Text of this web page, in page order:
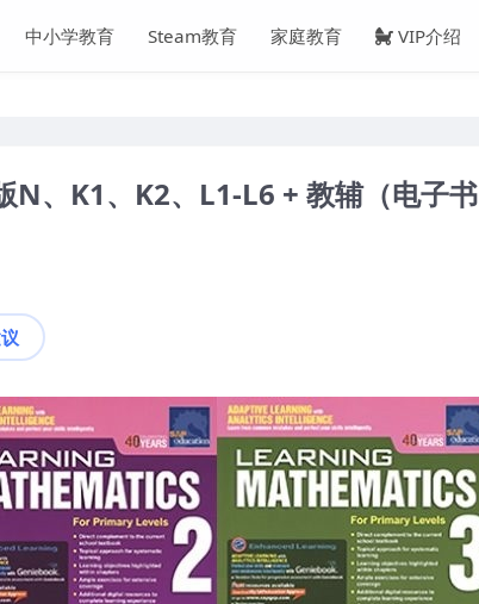
中小学教育 Steam教育 家庭教育 VIP介绍
N、K1、K2、L1-L6 + 教辅（电子书